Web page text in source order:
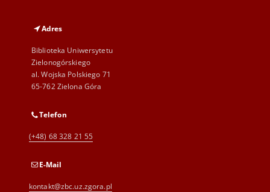
Adres
Biblioteka Uniwersytetu
Zielonogórskiego
al. Wojska Polskiego 71
65-762 Zielona Góra
Telefon
(+48) 68 328 21 55
E-Mail
kontakt@zbc.uz.zgora.pl